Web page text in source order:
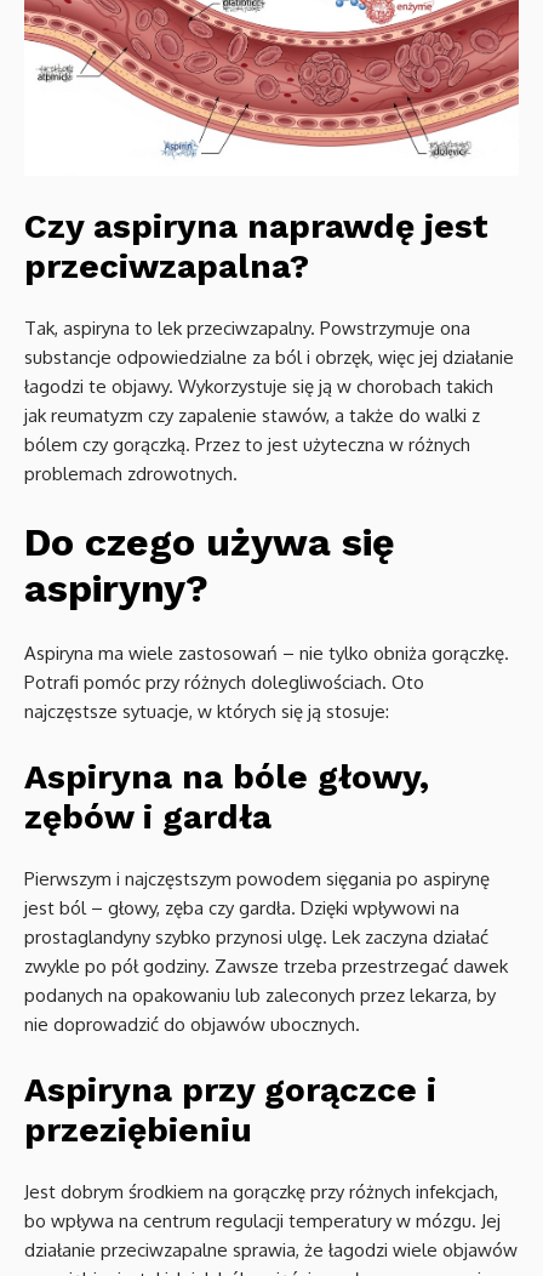
Czy aspiryna naprawdę jest
przeciwzapalna?
Tak, aspiryna to lek przeciwzapalny. Powstrzymuje ona
substancje odpowiedzialne za ból i obrzęk, więc jej działanie
łagodzi te objawy. Wykorzystuje się ją w chorobach takich
jak reumatyzm czy zapalenie stawów, a także do walki z
bólem czy gorączką. Przez to jest użyteczna w różnych
problemach zdrowotnych.
Do czego używa się
aspiryny?
Aspiryna ma wiele zastosowań – nie tylko obniża gorączkę.
Potrafi pomóc przy różnych dolegliwościach. Oto
najczęstsze sytuacje, w których się ją stosuje:
Aspiryna na bóle głowy,
zębów i gardła
Pierwszym i najczęstszym powodem sięgania po aspirynę
jest ból – głowy, zęba czy gardła. Dzięki wpływowi na
prostaglandyny szybko przynosi ulgę. Lek zaczyna działać
zwykle po pół godziny. Zawsze trzeba przestrzegać dawek
podanych na opakowaniu lub zaleconych przez lekarza, by
nie doprowadzić do objawów ubocznych.
Aspiryna przy gorączce i
przeziębieniu
Jest dobrym środkiem na gorączkę przy różnych infekcjach,
bo wpływa na centrum regulacji temperatury w mózgu. Jej
działanie przeciwzapalne sprawia, że łagodzi wiele objawów